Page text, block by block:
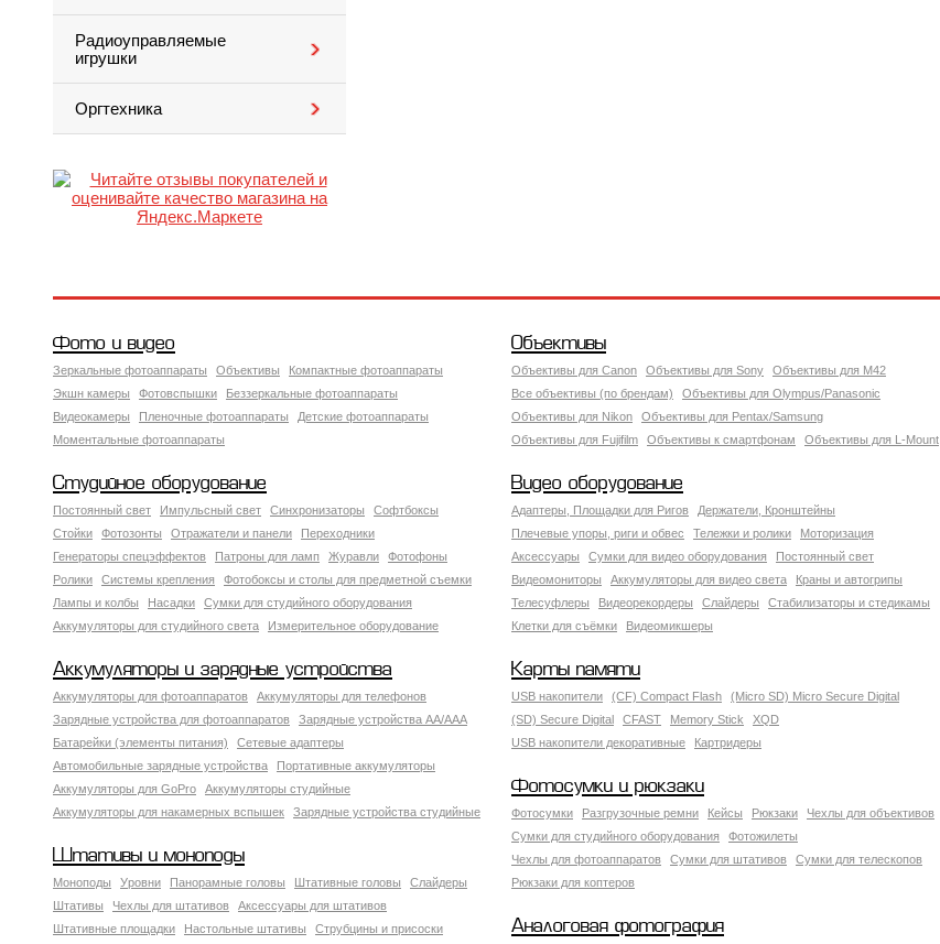
Радиоуправляемые
игрушки
Оргтехника
Фото и видео
Зеркальные фотоаппараты Объективы
Компактные фотоаппараты
Экшн камеры
Фотовспышки
Беззеркальные фотоаппараты
Видеокамеры
Пленочные фотоаппараты
Детские фотоаппараты
Моментальные фотоаппараты
Объективы
Объективы для Canon Объективы для Sony
Объективы для M42
Все объективы (по брендам)
Объективы для Olympus/Panasonic
Объективы для Nikon
Объективы для Pentax/Samsung
Объективы для Fujifilm
Объективы к смартфонам Объективы для L-Mount
Студийное оборудование
Постоянный свет Импульсный свет Синхронизаторы
Софтбоксы
Стойки
Фотозонты Отражатели и панели
Переходники
Генераторы спецэффектов
Патроны для ламп Журавли
Фотофоны
Ролики
Системы крепления
Фотобоксы и столы для предметной съемки
Лампы и колбы
Насадки
Сумки для студийного оборудования
Аккумуляторы для студийного света
Измерительное оборудование
Видео оборудование
Адаптеры, Площадки для Ригов
Держатели, Кронштейны
Плечевые упоры, риги и обвес
Тележки и ролики
Моторизация
Аксессуары
Сумки для видео оборудования
Постоянный свет
Видеомониторы
Аккумуляторы для видео света
Краны и автогрипы
Телесуфлеры
Видеорекордеры Слайдеры
Стабилизаторы и стедикамы
Клетки для съёмки
Видеомикшеры
Аккумуляторы и зарядные устройства
Аккумуляторы для фотоаппаратов
Аккумуляторы для телефонов
Зарядные устройства для фотоаппаратов
Зарядные устройства AA/AAA
Батарейки (элементы питания)
Сетевые адаптеры
Автомобильные зарядные устройства
Портативные аккумуляторы
Аккумуляторы для GoPro
Аккумуляторы студийные
Аккумуляторы для накамерных вспышек
Зарядные устройства студийные
Карты памяти
USB накопители (CF) Compact Flash
(Micro SD) Micro Secure Digital
(SD) Secure Digital
CFAST Memory Stick
XQD
USB накопители декоративные
Картридеры
Фотосумки и рюкзаки
Фотосумки Разгрузочные ремни Кейсы Рюкзаки
Чехлы для объективов
Сумки для студийного оборудования
Фотожилеты
Чехлы для фотоаппаратов
Сумки для штативов
Сумки для телескопов
Рюкзаки для коптеров
Штативы и моноподы
Моноподы Уровни Панорамные головы Штативные головы
Слайдеры
Штативы
Чехлы для штативов
Аксессуары для штативов
Штативные площадки
Настольные штативы
Струбцины и присоски
Аналоговая фотография